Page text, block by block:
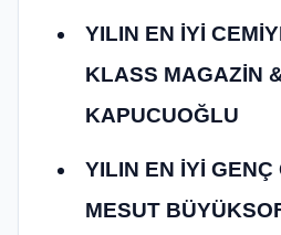
YILIN EN İYİ
KLASS MAGAZİN
KAPUCUOĞLU
YILIN EN İYİ GENÇ
MESUT